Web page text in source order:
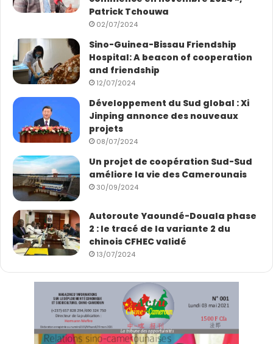
montée en gamme et à une plus grande densification
de leur coopération bilatérale portant ainsi les relations
entre les deux pays à un palier plus élevé.
Le 18 janvier 2023, le vice-premier ministre chinois Liu
Guozhong se rend sur le chantier, à l’occasion de sa
visite officielle au Cameroun. Cette descente conforte
le public et annonce l’inauguration de l’ouvrage, invitant
les autorités chinoises à ce rendez-vous. Un
événement qui est enfin fixé au 30 novembre 2024.
Gérard N.
Patrick Tchouwa
02/07/2024
Sino-Guinea-Bissau Friendship
Hospital: A beacon of cooperation
and friendship
12/07/2024
Développement du Sud global : Xi
Jinping annonce des nouveaux
projets
08/07/2024
Un projet de coopération Sud-Sud
améliore la vie des Camerounais
30/09/2024
Autoroute Yaoundé-Douala phase
2 : le tracé de la variante 2 du
chinois CFHEC validé
13/07/2024